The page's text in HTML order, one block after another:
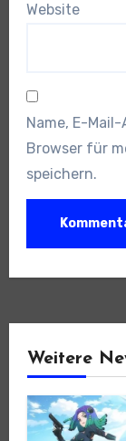
Website
Name, E-
Browser für
speichern.
Weitere